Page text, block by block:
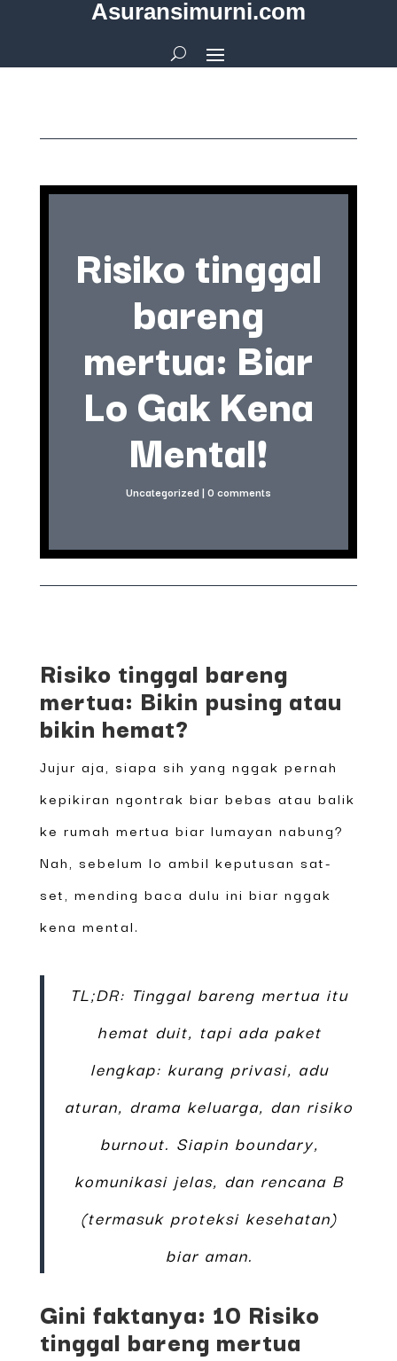
Asuransimurni.com
Risiko tinggal
bareng
mertua: Biar
Lo Gak Kena
Mental!
Uncategorized | 0 comments
Risiko tinggal bareng
mertua: Bikin pusing atau
bikin hemat?
Jujur aja, siapa sih yang nggak pernah
kepikiran ngontrak biar bebas atau balik
ke rumah mertua biar lumayan nabung?
Nah, sebelum lo ambil keputusan sat-
set, mending baca dulu ini biar nggak
kena mental.
TL;DR: Tinggal bareng mertua itu
hemat duit, tapi ada paket
lengkap: kurang privasi, adu
aturan, drama keluarga, dan risiko
burnout. Siapin boundary,
komunikasi jelas, dan rencana B
(termasuk proteksi kesehatan)
biar aman.
Gini faktanya: 10 Risiko
tinggal bareng mertua